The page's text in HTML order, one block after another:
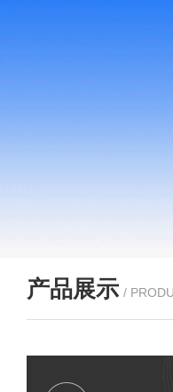
产品展示 /